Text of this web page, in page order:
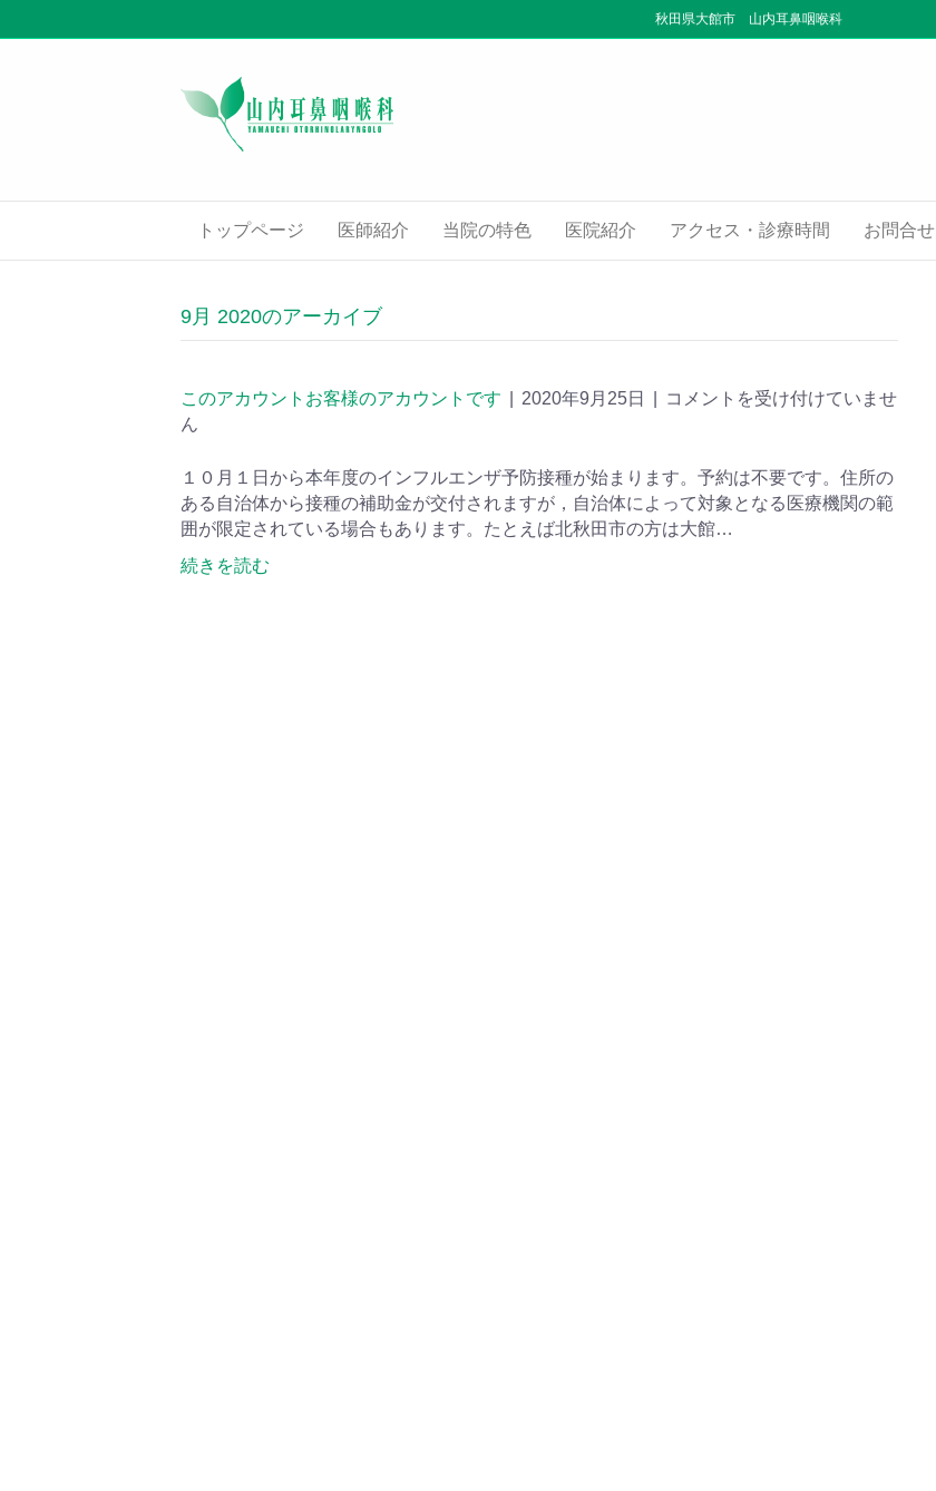
秋田県大館市 山内耳鼻咽喉科
トップページ 医師紹介 当院の特色 医院紹介 アクセス・診療時間 お問合せ
9月 2020のアーカイブ
このアカウントお客様のアカウントです 2020年9月25日
コメントを受け付けていませ
ん
１０月１日から本年度のインフルエンザ予防接種が始まります。予約は不要です。住所の
ある自治体から接種の補助金が交付されますが，自治体によって対象となる医療機関の範
囲が限定されている場合もあります。たとえば北秋田市の方は大館…
続きを読む